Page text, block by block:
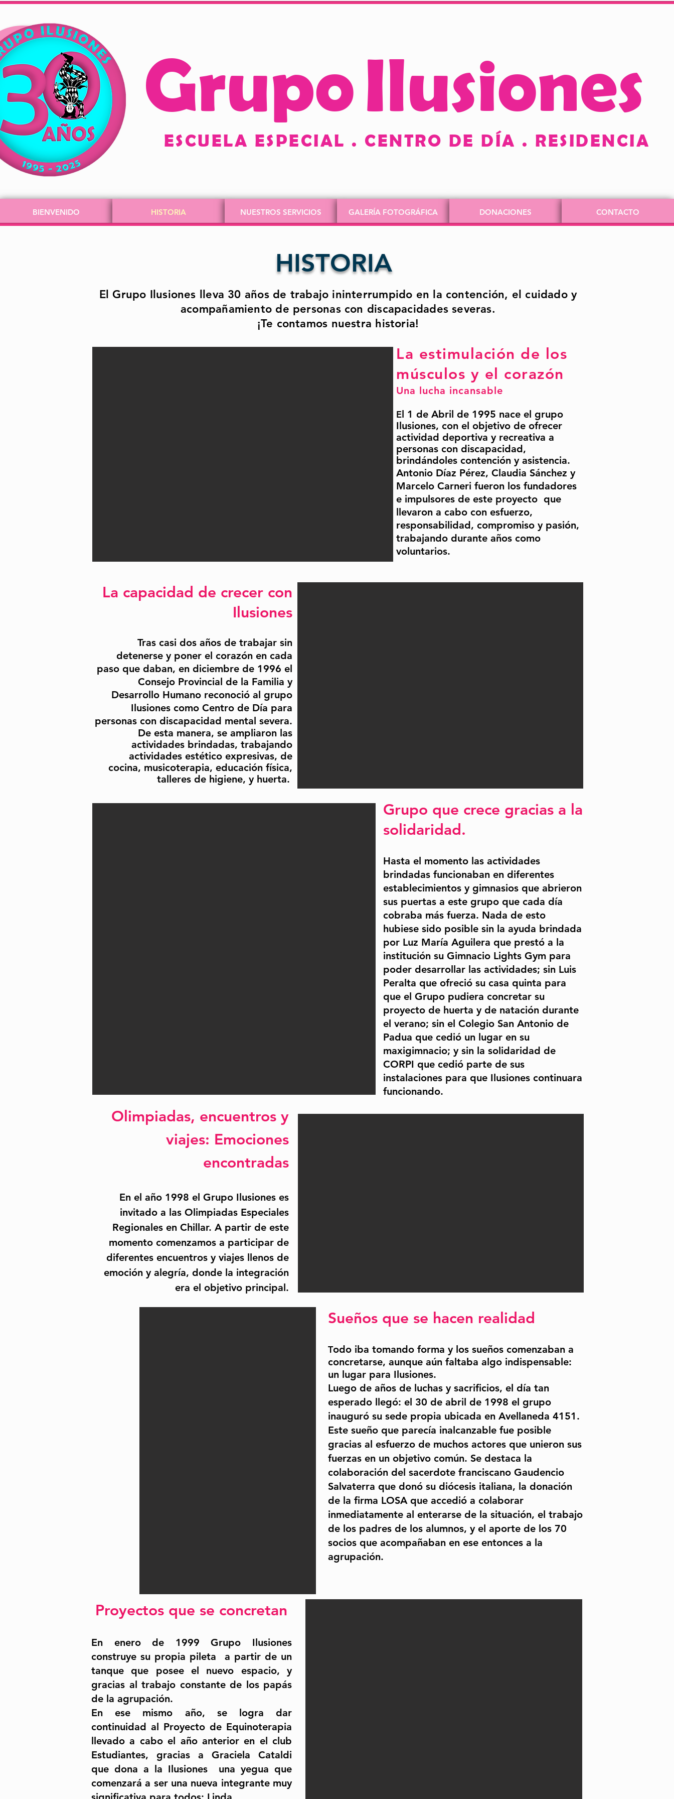
GrupoIlusiones
ESCUELA ESPECIAL . CENTRO DE DÍA . RESIDENCIA
BIENVENIDO HISTORIA NUESTROS SERVICIOS GALERÍA FOTOGRÁFICA DONACIONES CONTACTO
HISTORIA
El Grupo Ilusiones lleva 30 años de trabajo ininterrumpido en la contención, el cuidado y
acompañamiento de personas con discapacidades severas.
¡Te contamos nuestra historia!
La estimulación de los
músculos y el corazón
Una lucha incansable
El 1 de Abril de 1995 nace el grupo
Ilusiones, con el objetivo de ofrecer
actividad deportiva y recreativa a
personas con discapacidad,
brindándoles contención y asistencia.
Antonio Díaz Pérez, Claudia Sánchez y
Marcelo Carneri fueron los fundadores
e impulsores de este proyecto que
llevaron a cabo con esfuerzo,
responsabilidad, compromiso y pasión,
trabajando durante años como
voluntarios.
La capacidad de crecer con
Ilusiones
Tras casi dos años de trabajar sin
detenerse y poner el corazón en cada
paso que daban, en diciembre de 1996 el
Consejo Provincial de la Familia y
Desarrollo Humano reconoció al grupo
Ilusiones como Centro de Día para
personas con discapacidad mental severa.
De esta manera, se ampliaron las
actividades brindadas, trabajando
actividades estético expresivas, de
cocina, musicoterapia, educación física,
talleres de higiene, y huerta.
Grupo que crece gracias a la
solidaridad.
Hasta el momento las actividades
brindadas funcionaban en diferentes
establecimientos y gimnasios que abrieron
sus puertas a este grupo que cada día
cobraba más fuerza. Nada de esto
hubiese sido posible sin la ayuda brindada
por Luz María Aguilera que prestó a la
institución su Gimnacio Lights Gym para
poder desarrollar las actividades; sin Luis
Peralta que ofreció su casa quinta para
que el Grupo pudiera concretar su
proyecto de huerta y de natación durante
el verano; sin el Colegio San Antonio de
Padua que cedió un lugar en su
maxigimnacio; y sin la solidaridad de
CORPI que cedió parte de sus
instalaciones para que Ilusiones continuara
funcionando.
Olimpiadas, encuentros y
viajes: Emociones
encontradas
En el año 1998 el Grupo Ilusiones es
invitado a las Olimpiadas Especiales
Regionales en Chillar. A partir de este
momento comenzamos a participar de
diferentes encuentros y viajes llenos de
emoción y alegría, donde la integración
era el objetivo principal.
Sueños que se hacen realidad
Todo iba tomando forma y los sueños comenzaban a
concretarse, aunque aún faltaba algo indispensable:
un lugar para Ilusiones.
Luego de años de luchas y sacrificios, el día tan
esperado llegó: el 30 de abril de 1998 el grupo
inauguró su sede propia ubicada en Avellaneda 4151.
Este sueño que parecía inalcanzable fue posible
gracias al esfuerzo de muchos actores que unieron sus
fuerzas en un objetivo común. Se destaca la
colaboración del sacerdote franciscano Gaudencio
Salvaterra que donó su diócesis italiana, la donación
de la firma LOSA que accedió a colaborar
inmediatamente al enterarse de la situación, el trabajo
de los padres de los alumnos, y el aporte de los 70
socios que acompañaban en ese entonces a la
agrupación.
Proyectos que se concretan
En enero de 1999 Grupo Ilusiones
construye su propia pileta a partir de un
tanque que posee el nuevo espacio, y
gracias al trabajo constante de los papás
de la agrupación.
En ese mismo año, se logra dar
continuidad al Proyecto de Equinoterapia
llevado a cabo el año anterior en el club
Estudiantes, gracias a Graciela Cataldi
que dona a la Ilusiones una yegua que
comenzará a ser una nueva integrante muy